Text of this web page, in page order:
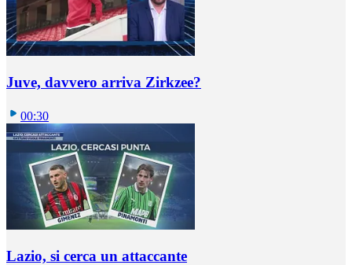
Juve, davvero arriva Zirkzee?
00:30
Lazio, si cerca un attaccante